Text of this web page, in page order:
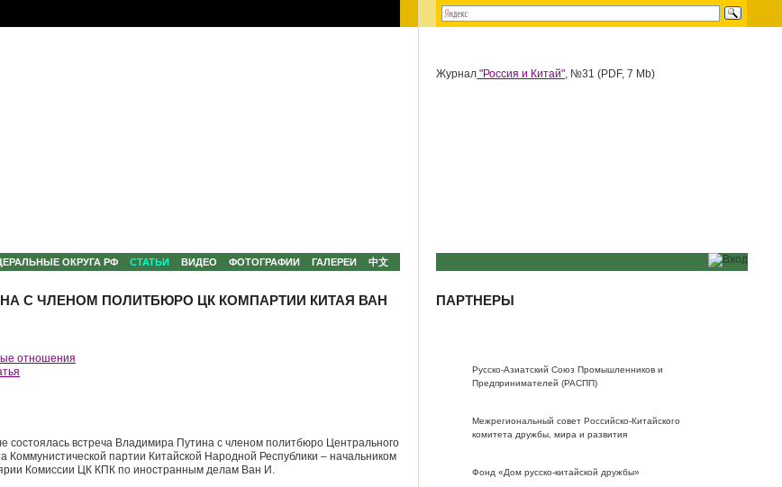
ОКРУГА РФ СТАТЬИ ВИДЕО ФОТОГРАФИИ ГАЛЕРЕИ 中文
С ЧЛЕНОМ ПОЛИТБЮРО ЦК КОМПАРТИИ КИТАЯ ВАН
отношения
состоялась встреча Владимира Путина с членом политбюро Центрального
Коммунистической партии Китайской Народной Республики – начальником
Комиссии ЦК КПК по иностранным делам Ван И.
Журнал "Россия и Китай", №31 (PDF, 7 Mb)
ПАРТНЕРЫ
Русско-Азиатский Союз Промышленников и
Предпринимателей (РАСПП)
Межрегиональный совет Российско-Китайского
комитета дружбы, мира и развития
Фонд «Дом русско-китайской дружбы»